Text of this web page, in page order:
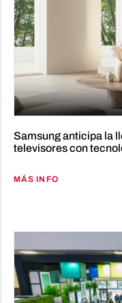
Samsung anticipa la
televisores con
MÁS INFO